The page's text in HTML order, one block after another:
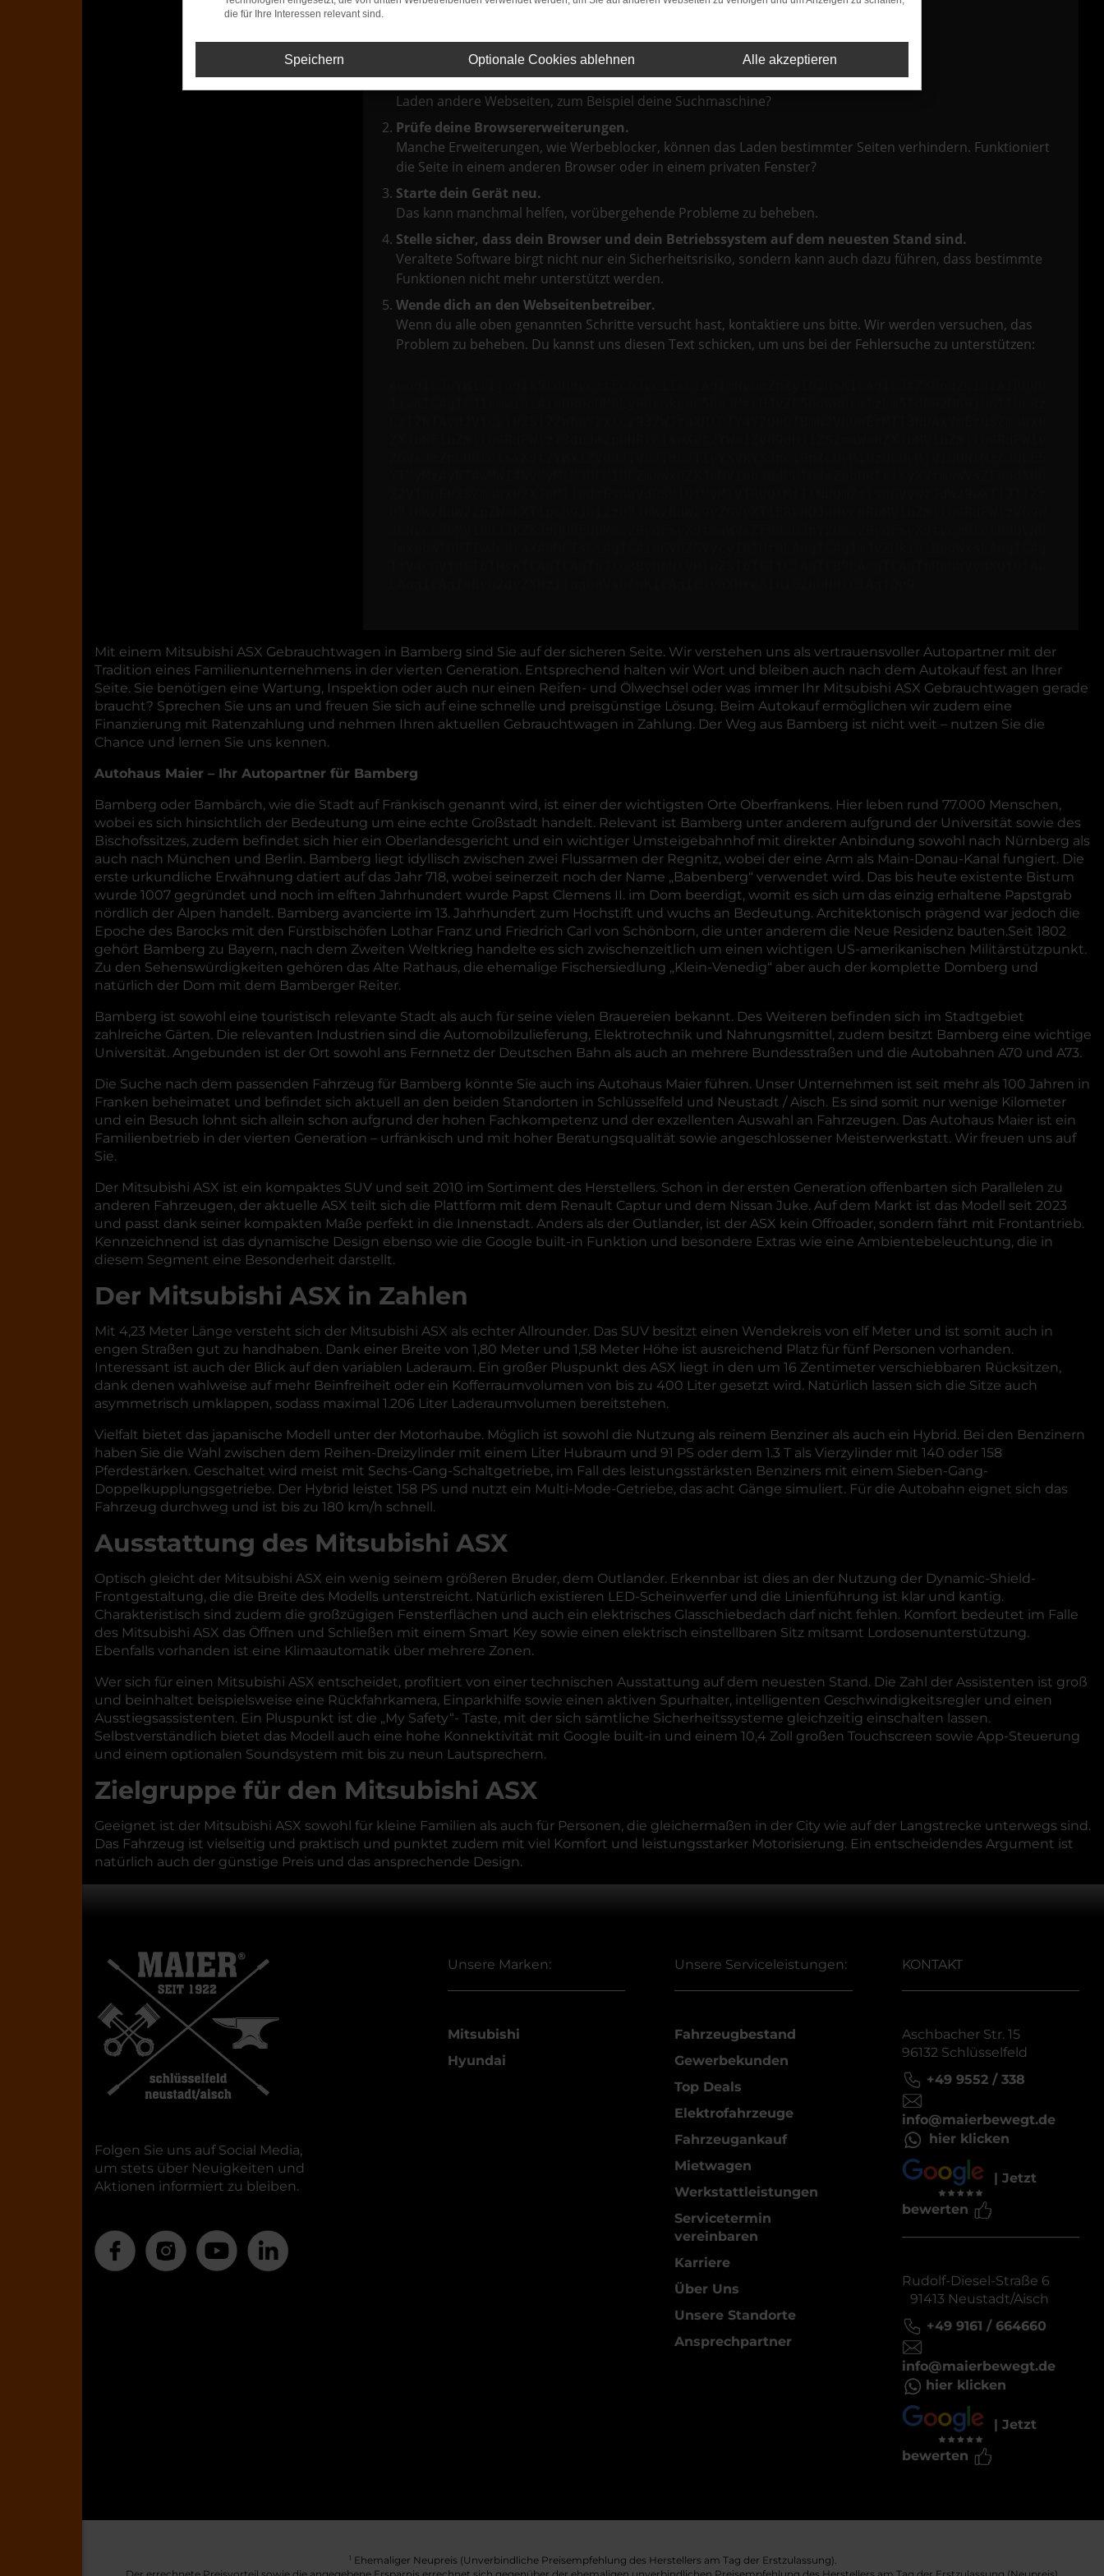
Überprüfe deine Firewall und deine Internetverbindung.
Laden andere Webseiten, zum Beispiel deine Suchmaschine?
Prüfe deine Browsererweiterungen.
Manche Erweiterungen, wie Werbeblocker, können das Laden bestimmter Seiten verhindern. Funktioniert
die Seite in einem anderen Browser oder in einem privaten Fenster?
Starte dein Gerät neu.
Das kann manchmal helfen, vorübergehende Probleme zu beheben.
Stelle sicher, dass dein Browser und dein Betriebssystem auf dem neuesten Stand sind.
Veraltete Software birgt nicht nur ein Sicherheitsrisiko, sondern kann auch dazu führen, dass bestimmte
Funktionen nicht mehr unterstützt werden.
Wende dich an den Webseitenbetreiber.
Wenn du alle oben genannten Schritte versucht hast, kontaktiere uns bitte. Wir werden versuchen, das
Problem zu beheben. Du kannst uns diesen Text schicken, um uns bei der Fehlersuche zu unterstützen:
Mit einem Mitsubishi ASX Gebrauchtwagen in Bamberg sind Sie auf der sicheren Seite. Wir verstehen uns als vertrauensvoller Autopartner mit der
Tradition eines Familienunternehmens in der vierten Generation. Entsprechend halten wir Wort und bleiben auch nach dem Autokauf fest an Ihrer
Seite. Sie benötigen eine Wartung, Inspektion oder auch nur einen Reifen- und Ölwechsel oder was immer Ihr Mitsubishi ASX Gebrauchtwagen gerade
braucht? Sprechen Sie uns an und freuen Sie sich auf eine schnelle und preisgünstige Lösung. Beim Autokauf ermöglichen wir zudem eine
Finanzierung mit Ratenzahlung und nehmen Ihren aktuellen Gebrauchtwagen in Zahlung. Der Weg aus Bamberg ist nicht weit – nutzen Sie die
Chance und lernen Sie uns kennen.
Autohaus Maier – Ihr Autopartner für Bamberg
Bamberg oder Bambärch, wie die Stadt auf Fränkisch genannt wird, ist einer der wichtigsten Orte Oberfrankens. Hier leben rund 77.000 Menschen,
wobei es sich hinsichtlich der Bedeutung um eine echte Großstadt handelt. Relevant ist Bamberg unter anderem aufgrund der Universität sowie des
Bischofssitzes, zudem befindet sich hier ein Oberlandesgericht und ein wichtiger Umsteigebahnhof mit direkter Anbindung sowohl nach Nürnberg als
auch nach München und Berlin. Bamberg liegt idyllisch zwischen zwei Flussarmen der Regnitz, wobei der eine Arm als Main-Donau-Kanal fungiert. Die
erste urkundliche Erwähnung datiert auf das Jahr 718, wobei seinerzeit noch der Name „Babenberg“ verwendet wird. Das bis heute existente Bistum
wurde 1007 gegründet und noch im elften Jahrhundert wurde Papst Clemens II. im Dom beerdigt, womit es sich um das einzig erhaltene Papstgrab
nördlich der Alpen handelt. Bamberg avancierte im 13. Jahrhundert zum Hochstift und wuchs an Bedeutung. Architektonisch prägend war jedoch die
Epoche des Barocks mit den Fürstbischöfen Lothar Franz und Friedrich Carl von Schönborn, die unter anderem die Neue Residenz bauten.Seit 1802
gehört Bamberg zu Bayern, nach dem Zweiten Weltkrieg handelte es sich zwischenzeitlich um einen wichtigen US-amerikanischen Militärstützpunkt.
Zu den Sehenswürdigkeiten gehören das Alte Rathaus, die ehemalige Fischersiedlung „Klein-Venedig“ aber auch der komplette Domberg und
natürlich der Dom mit dem Bamberger Reiter.
Bamberg ist sowohl eine touristisch relevante Stadt als auch für seine vielen Brauereien bekannt. Des Weiteren befinden sich im Stadtgebiet
zahlreiche Gärten. Die relevanten Industrien sind die Automobilzulieferung, Elektrotechnik und Nahrungsmittel, zudem besitzt Bamberg eine wichtige
Universität. Angebunden ist der Ort sowohl ans Fernnetz der Deutschen Bahn als auch an mehrere Bundesstraßen und die Autobahnen A70 und A73.
Die Suche nach dem passenden Fahrzeug für Bamberg könnte Sie auch ins Autohaus Maier führen. Unser Unternehmen ist seit mehr als 100 Jahren in
Franken beheimatet und befindet sich aktuell an den beiden Standorten in Schlüsselfeld und Neustadt / Aisch. Es sind somit nur wenige Kilometer
und ein Besuch lohnt sich allein schon aufgrund der hohen Fachkompetenz und der exzellenten Auswahl an Fahrzeugen. Das Autohaus Maier ist ein
Familienbetrieb in der vierten Generation – urfränkisch und mit hoher Beratungsqualität sowie angeschlossener Meisterwerkstatt. Wir freuen uns auf
Sie.
Der Mitsubishi ASX ist ein kompaktes SUV und seit 2010 im Sortiment des Herstellers. Schon in der ersten Generation offenbarten sich Parallelen zu
anderen Fahrzeugen, der aktuelle ASX teilt sich die Plattform mit dem Renault Captur und dem Nissan Juke. Auf dem Markt ist das Modell seit 2023
und passt dank seiner kompakten Maße perfekt in die Innenstadt. Anders als der Outlander, ist der ASX kein Offroader, sondern fährt mit Frontantrieb.
Kennzeichnend ist das dynamische Design ebenso wie die Google built-in Funktion und besondere Extras wie eine Ambientebeleuchtung, die in
diesem Segment eine Besonderheit darstellt.
Der Mitsubishi ASX in Zahlen
Mit 4,23 Meter Länge versteht sich der Mitsubishi ASX als echter Allrounder. Das SUV besitzt einen Wendekreis von elf Meter und ist somit auch in
engen Straßen gut zu handhaben. Dank einer Breite von 1,80 Meter und 1,58 Meter Höhe ist ausreichend Platz für fünf Personen vorhanden.
Interessant ist auch der Blick auf den variablen Laderaum. Ein großer Pluspunkt des ASX liegt in den um 16 Zentimeter verschiebbaren Rücksitzen,
dank denen wahlweise auf mehr Beinfreiheit oder ein Kofferraumvolumen von bis zu 400 Liter gesetzt wird. Natürlich lassen sich die Sitze auch
asymmetrisch umklappen, sodass maximal 1.206 Liter Laderaumvolumen bereitstehen.
Vielfalt bietet das japanische Modell unter der Motorhaube. Möglich ist sowohl die Nutzung als reinem Benziner als auch ein Hybrid. Bei den Benzinern
haben Sie die Wahl zwischen dem Reihen-Dreizylinder mit einem Liter Hubraum und 91 PS oder dem 1.3 T als Vierzylinder mit 140 oder 158
Pferdestärken. Geschaltet wird meist mit Sechs-Gang-Schaltgetriebe, im Fall des leistungsstärksten Benziners mit einem Sieben-Gang-
Doppelkupplungsgetriebe. Der Hybrid leistet 158 PS und nutzt ein Multi-Mode-Getriebe, das acht Gänge simuliert. Für die Autobahn eignet sich das
Fahrzeug durchweg und ist bis zu 180 km/h schnell.
Ausstattung des Mitsubishi ASX
Optisch gleicht der Mitsubishi ASX ein wenig seinem größeren Bruder, dem Outlander. Erkennbar ist dies an der Nutzung der Dynamic-Shield-
Frontgestaltung, die die Breite des Modells unterstreicht. Natürlich existieren LED-Scheinwerfer und die Linienführung ist klar und kantig.
Charakteristisch sind zudem die großzügigen Fensterflächen und auch ein elektrisches Glasschiebedach darf nicht fehlen. Komfort bedeutet im Falle
des Mitsubishi ASX das Öffnen und Schließen mit einem Smart Key sowie einen elektrisch einstellbaren Sitz mitsamt Lordosenunterstützung.
Ebenfalls vorhanden ist eine Klimaautomatik über mehrere Zonen.
Wer sich für einen Mitsubishi ASX entscheidet, profitiert von einer technischen Ausstattung auf dem neuesten Stand. Die Zahl der Assistenten ist groß
und beinhaltet beispielsweise eine Rückfahrkamera, Einparkhilfe sowie einen aktiven Spurhalter, intelligenten Geschwindigkeitsregler und einen
Ausstiegsassistenten. Ein Pluspunkt ist die „My Safety“- Taste, mit der sich sämtliche Sicherheitssysteme gleichzeitig einschalten lassen.
Selbstverständlich bietet das Modell auch eine hohe Konnektivität mit Google built-in und einem 10,4 Zoll großen Touchscreen sowie App-Steuerung
und einem optionalen Soundsystem mit bis zu neun Lautsprechern.
Zielgruppe für den Mitsubishi ASX
Geeignet ist der Mitsubishi ASX sowohl für kleine Familien als auch für Personen, die gleichermaßen in der City wie auf der Langstrecke unterwegs sind.
Das Fahrzeug ist vielseitig und praktisch und punktet zudem mit viel Komfort und leistungsstarker Motorisierung. Ein entscheidendes Argument ist
natürlich auch der günstige Preis und das ansprechende Design.
Folgen Sie uns auf Social Media,
um stets über Neuigkeiten und
Aktionen informiert zu bleiben.
Unsere Marken:
Mitsubishi
Hyundai
Unsere Serviceleistungen:
Fahrzeugbestand
Gewerbekunden
Top Deals
Elektrofahrzeuge
Fahrzeugankauf
Mietwagen
Werkstattleistungen
Servicetermin
vereinbaren
Karriere
Über Uns
Unsere Standorte
Ansprechpartner
KONTAKT
Aschbacher Str. 15
96132 Schlüsselfeld
+49 9552 / 338
info@maierbewegt.de
hier klicken
| Jetzt
bewerten
Rudolf-Diesel-Straße 6
91413 Neustadt/Aisch
+49 9161 / 664660
info@maierbewegt.de
hier klicken
| Jetzt
bewerten
1
Ehemaliger Neupreis (Unverbindliche Preisempfehlung des Herstellers am Tag der Erstzulassung).
die für Ihre Interessen relevant sind.
Speichern Optionale Cookies ablehnen Alle akzeptieren